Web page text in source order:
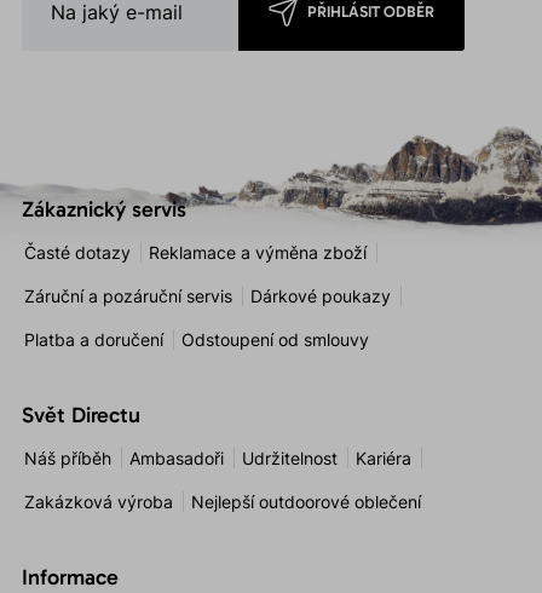
PŘIHLÁSIT ODBĚR
Zákaznický servis
Časté dotazy Reklamace a výměna zboží
Záruční a pozáruční servis Dárkové poukazy
Platba a doručení Odstoupení od smlouvy
Svět Directu
Náš příběh Ambasadoři Udržitelnost Kariéra
Zakázková výroba Nejlepší outdoorové oblečení
Informace